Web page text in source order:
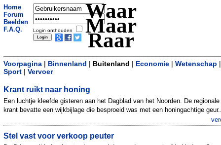
Home
Forum
Beelden
F.A.Q.
Login onthouden
Waar
Maar
Raar
Voorpagina | Binnenland | Buitenland | Economie | Wetenschap |
Sport | Vervoer
Krant ruikt naar honing
Een luchtje kleefde gisteren aan het Dagblad van het Noorden. De regionale
krant bevatte een wijkbijlage die besproeid was met een honingachtige
Stel vast voor verkoop peuter